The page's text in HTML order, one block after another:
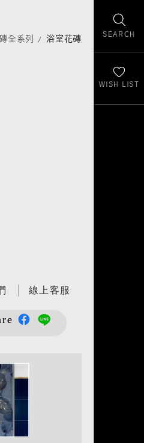
SEARCH
WISH LIST
全系列 浴室花磚
線上客服